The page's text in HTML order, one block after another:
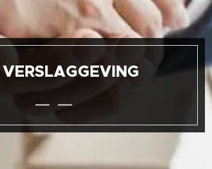
VERSLAGGEVING